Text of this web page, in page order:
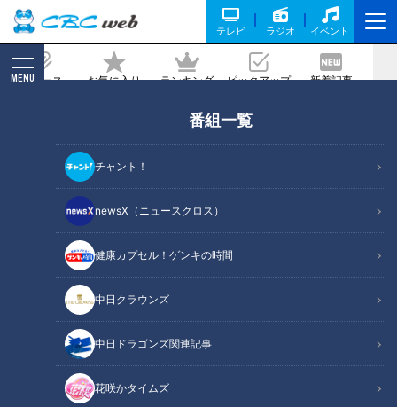
テレビ ラジオ イベント
ニュース お気に入り ランキング ピックアップ 新着記事
MENU
番組一覧
チャント！
newsX（ニュースクロス）
健康カプセル！ゲンキの時間
中日クラウンズ
中日ドラゴンズ関連記事
花咲かタイムズ
賞味期限10分の超本格ボロネーゼ＆究極
の薄さと口どけのかつお節！ こだわり満
載の新オープン専門店！
記事に戻る